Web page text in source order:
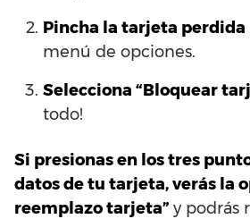
Pincha la tarjeta perdida
menú de opciones.
Selecciona “Bloquear
todo!
Si presionas en los tres
datos de tu tarjeta, verás la
reemplazo tarjeta” y podrás